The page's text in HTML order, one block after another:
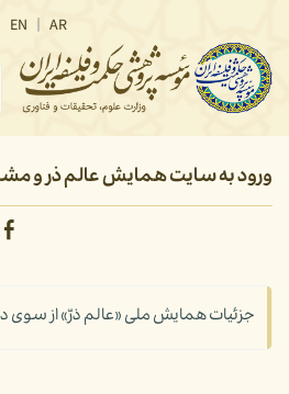
EN AR
ورود به سایت همایش عالم ذر و
جزئیات همایش ملی «عالم ذرّ» از سوی